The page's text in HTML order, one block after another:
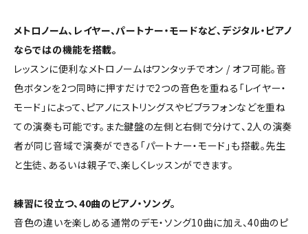
メトロノーム、レイヤー、パートナー・モードなど、デジタル・ピアノ
ならではの機能を搭載。
レッスンに便利なメトロノームはワンタッチでオン / オフ可能。音
色ボタンを2つ同時に押すだけで2つの音色を重ねる「レイヤー・
モード」によって、ピアノにストリングスやビブラフォンなどを重ね
ての演奏も可能です。また鍵盤の左側と右側で分けて、2人の演奏
者が同じ音域で演奏ができる「パートナー・モード」も搭載。先生
と生徒、あるいは親子で、楽しくレッスンができます。
練習に役立つ、40曲のピアノ・ソング。
音色の違いを楽しめる通常のデモ・ソング10曲に加え、40曲のピ